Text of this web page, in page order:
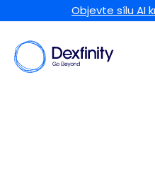
Objevte sílu AI